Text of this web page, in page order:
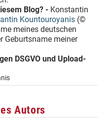
Blog? - Konstantin
Kountouroyanis (©
meines deutschen
Geburtsname meiner
DSGVO und Upload-
Autors